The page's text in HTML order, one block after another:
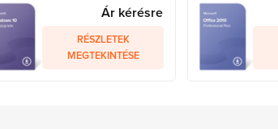
Ár kérésre
RÉSZLETEK
MEGTEKINTÉSE